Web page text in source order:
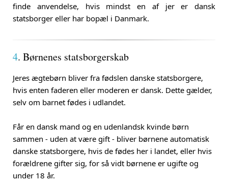
finde anvendelse, hvis mindst en af jer er dansk
statsborger eller har bopæl i Danmark.
4. Børnenes statsborgerskab
Jeres ægtebørn bliver fra fødslen danske statsborgere,
hvis enten faderen eller moderen er dansk. Dette gælder,
selv om barnet fødes i udlandet.
Får en dansk mand og en udenlandsk kvinde børn
sammen - uden at være gift - bliver børnene automatisk
danske statsborgere, hvis de fødes her i landet, eller hvis
forældrene gifter sig, for så vidt børnene er ugifte og
under 18 år.